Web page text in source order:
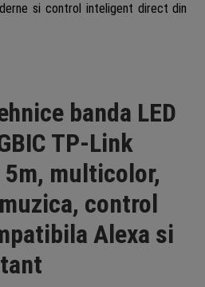
si control inteligent direct din
banda LED
TP-Link
5m, multicolor,
control
Alexa si